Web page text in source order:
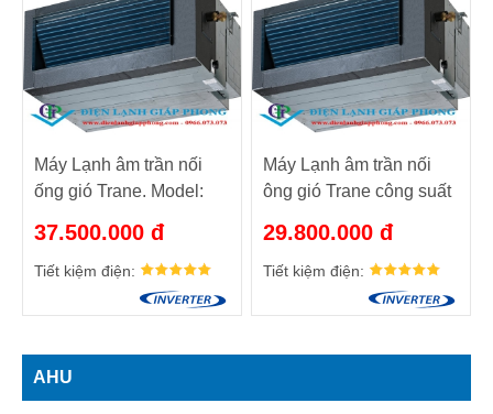
Máy Lạnh âm trần nối
ống gió Trane. Model:
37.500.000 đ
Tiết kiệm điện:
Máy Lạnh âm trần nối
ông gió Trane công suất
MCD518DB/TTK518PB
29.800.000 đ
Tiết kiệm điện:
AHU